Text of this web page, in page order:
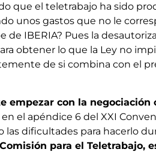
que el teletrabajo ha sido
unos gastos que no le
IBERIA? Pues la
obtener lo que la Ley no
de si combina con el
empezar con la
el apéndice 6 del XXI
dificultades para hacerlo
para el Teletrabajo,